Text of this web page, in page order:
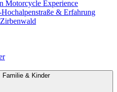
Motorcycle Experience
& Erfahrung
Familie & Kinder